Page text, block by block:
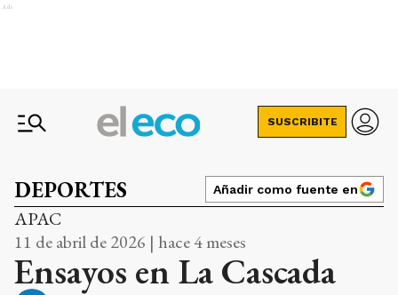
Ads
SUSCRIBITE
DEPORTES Añadir como fuente en
APAC
11 de abril de 2026 | hace 4 meses
Ensayos en La Cascada